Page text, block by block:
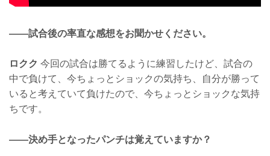
——試合後の率直な感想をお聞かせください。
ロクク 今回の試合は勝てるように練習したけど、試合の
中で負けて、今ちょっとショックの気持ち、自分が勝って
いると考えていて負けたので、今ちょっとショックな気持
ちです。
——決め手となったパンチは覚えていますか？